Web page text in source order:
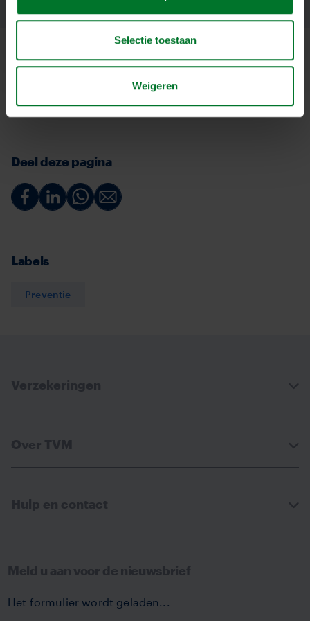
Selectie toestaan
Weigeren
stilleggen. Daarom is cybersecurity geen
luxe, maar een noodzaak.
Deel deze pagina
Deel Deel Deel Deel
Labels
Preventie
Verzekeringen
Over TVM
Hulp en contact
Meld u aan voor de nieuwsbrief
Het formulier wordt geladen...